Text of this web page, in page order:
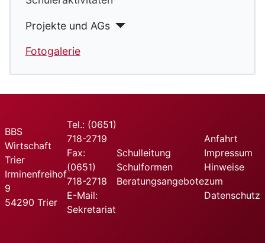
Projekte und AGs
Fotogalerie
BBS
Wirtschaft
Trier
Irminenfreihof
9
54290 Trier
Tel.: (0651)
718-2719
Fax:
(0651)
718-2718
E-Mail:
Sekretariat
Schulleitung
Schulformen
Beratungsangebote
Anfahrt
Impressum
Hinweise
zum
Datenschutz